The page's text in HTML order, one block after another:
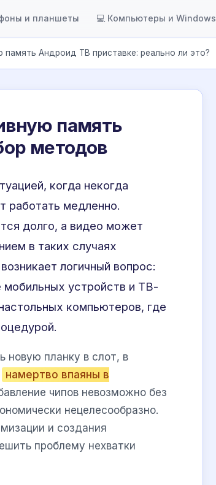
и планшеты 💻 Компьютеры и Windows
память Андроид ТВ приставке: реально ли это?
память
методов
когда некогда
работать медленно.
долго, а видео может
в таких случаях
логичный вопрос:
устройств и ТВ-
компьютеров, где
новую планку в слот, в
намертво впаяны в
чипов невозможно без
нецелесообразно.
и создания
проблему нехватки